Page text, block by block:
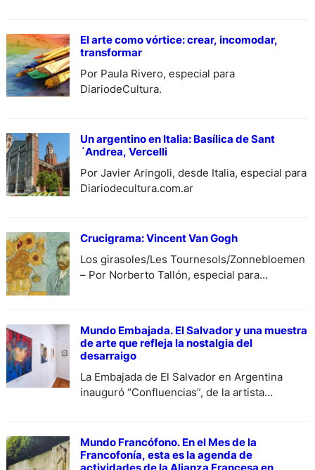
El arte como vórtice: crear, incomodar,
transformar
Por Paula Rivero, especial para
DiariodeCultura.
Un argentino en Italia: Basílica de Sant
´Andrea, Vercelli
Por Javier Aringoli, desde Italia, especial para
Diariodecultura.com.ar
Crucigrama: Vincent Van Gogh
Los girasoles/Les Tournesols/Zonnebloemen
– Por Norberto Tallón, especial para
Mundo Embajada. El Salvador y una muestra
de arte que refleja la nostalgia del
desarraigo
La Embajada de El Salvador en Argentina
inauguró “Confluencias”, de la artista
diversas técnicas y estilos, como el acrílico, la
acuarela, y técnica mixta, se puede visitar
Mundo Francófono. En el Mes de la
Francofonía, esta es la agenda de
actividades de la Alianza Francesa en